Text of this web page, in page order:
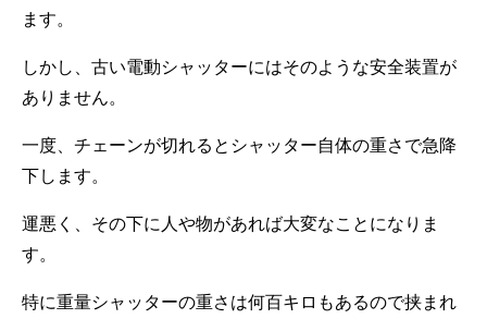
ます。
しかし、古い電動シャッターにはそのような安全装置が
ありません。
一度、チェーンが切れるとシャッター自体の重さで急降
下します。
運悪く、その下に人や物があれば大変なことになりま
す。
特に重量シャッターの重さは何百キロもあるので挟まれ